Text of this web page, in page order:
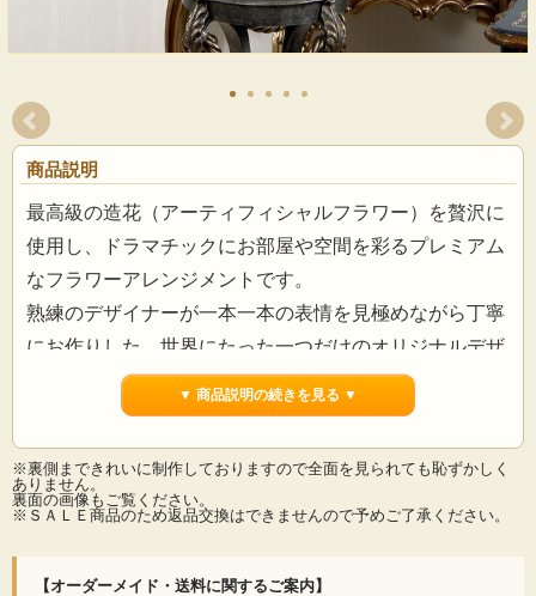
商品説明
最高級の造花（アーティフィシャルフラワー）を贅沢に
使用し、ドラマチックにお部屋や空間を彩るプレミアム
なフラワーアレンジメントです。
熟練のデザイナーが一本一本の表情を見極めながら丁寧
にお作りした、世界にたった一つだけのオリジナルデザ
インをお届けします。
お部屋に飾った瞬間、心地よい風が吹き抜けるような開
放感あふれるトロピカルリゾートアレンジメント。日常
の喧騒を忘れさせ、極上のくつろぎと深い癒しをもたら
出す洗練された美しさは、大切な方への特別な贈り物と
▼ 商品説明の続きを見る ▼
※裏側まできれいに制作しておりますので全面を見られても恥ずかしく
ありません。
裏面の画像もご覧ください。
※ＳＡＬＥ商品のため返品交換はできませんので予めご了承ください。
【オーダーメイド・送料に関するご案内】